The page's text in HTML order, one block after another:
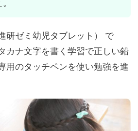
研ゼミ幼児タブレット） で
カナ文字を書く学習で正しい鉛
用のタッチペンを使い勉強を進